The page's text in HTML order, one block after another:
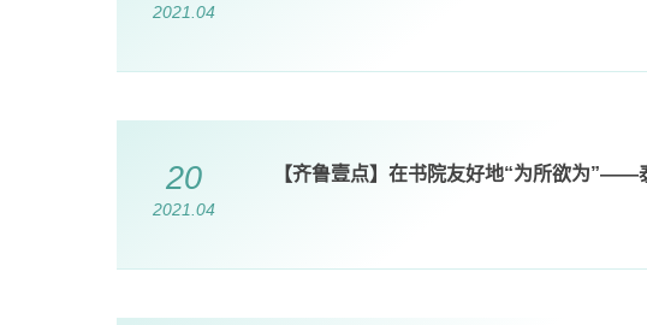
2021.04
20
2021.04
【齐鲁壹点】在书院友好地“为所欲为”——